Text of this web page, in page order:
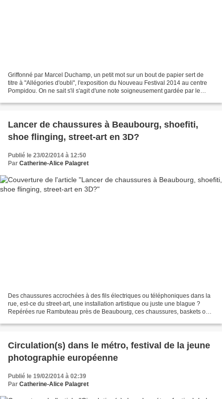
Griffonné par Marcel Duchamp, un petit mot sur un bout de papier sert de
titre à "Allégories d'oubli", l'exposition du Nouveau Festival 2014 au centre
Pompidou. On ne sait s'il s'agit d'une note soigneusement gardée par le
Lancer de chaussures à Beaubourg, shoefiti,
shoe flinging, street-art en 3D?
Publié le 23/02/2014 à 12:50
Par Catherine-Alice Palagret
Des chaussures accrochées à des fils électriques ou téléphoniques dans la
rue, est-ce du street-art, une installation artistique ou juste une blague ?
Repérées rue Rambuteau près de Beaubourg, ces chaussures, baskets ou
Circulation(s) dans le métro, festival de la jeune
photographie européenne
Publié le 19/02/2014 à 02:39
Par Catherine-Alice Palagret